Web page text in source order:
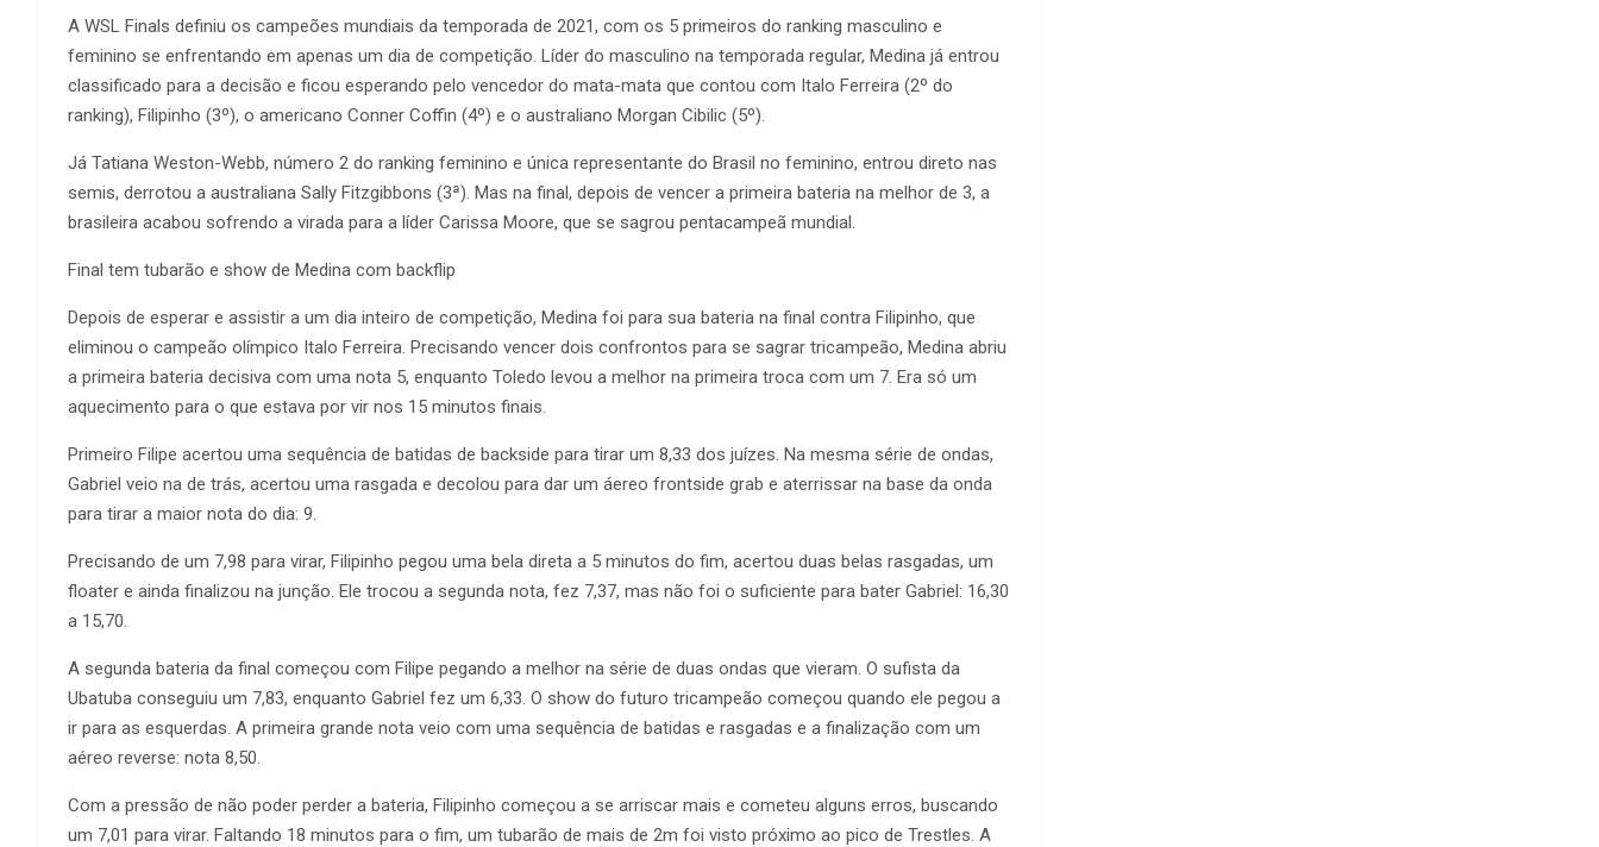
A WSL Finals definiu os campeões mundiais da temporada de 2021, com os 5 primeiros do ranking masculino e
feminino se enfrentando em apenas um dia de competição. Líder do masculino na temporada regular, Medina já entrou
classificado para a decisão e ficou esperando pelo vencedor do mata-mata que contou com Italo Ferreira (2º do
ranking), Filipinho (3º), o americano Conner Coffin (4º) e o australiano Morgan Cibilic (5º).
Já Tatiana Weston-Webb, número 2 do ranking feminino e única representante do Brasil no feminino, entrou direto nas
semis, derrotou a australiana Sally Fitzgibbons (3ª). Mas na final, depois de vencer a primeira bateria na melhor de 3, a
brasileira acabou sofrendo a virada para a líder Carissa Moore, que se sagrou pentacampeã mundial.
Final tem tubarão e show de Medina com backflip
Depois de esperar e assistir a um dia inteiro de competição, Medina foi para sua bateria na final contra Filipinho, que
eliminou o campeão olímpico Italo Ferreira. Precisando vencer dois confrontos para se sagrar tricampeão, Medina abriu
a primeira bateria decisiva com uma nota 5, enquanto Toledo levou a melhor na primeira troca com um 7. Era só um
aquecimento para o que estava por vir nos 15 minutos finais.
Primeiro Filipe acertou uma sequência de batidas de backside para tirar um 8,33 dos juízes. Na mesma série de ondas,
Gabriel veio na de trás, acertou uma rasgada e decolou para dar um áereo frontside grab e aterrissar na base da onda
para tirar a maior nota do dia: 9.
Precisando de um 7,98 para virar, Filipinho pegou uma bela direta a 5 minutos do fim, acertou duas belas rasgadas, um
floater e ainda finalizou na junção. Ele trocou a segunda nota, fez 7,37, mas não foi o suficiente para bater Gabriel: 16,30
a 15,70.
A segunda bateria da final começou com Filipe pegando a melhor na série de duas ondas que vieram. O sufista da
Ubatuba conseguiu um 7,83, enquanto Gabriel fez um 6,33. O show do futuro tricampeão começou quando ele pegou a
ir para as esquerdas. A primeira grande nota veio com uma sequência de batidas e rasgadas e a finalização com um
aéreo reverse: nota 8,50.
Com a pressão de não poder perder a bateria, Filipinho começou a se arriscar mais e cometeu alguns erros, buscando
um 7,01 para virar. Faltando 18 minutos para o fim, um tubarão de mais de 2m foi visto próximo ao pico de Trestles. A